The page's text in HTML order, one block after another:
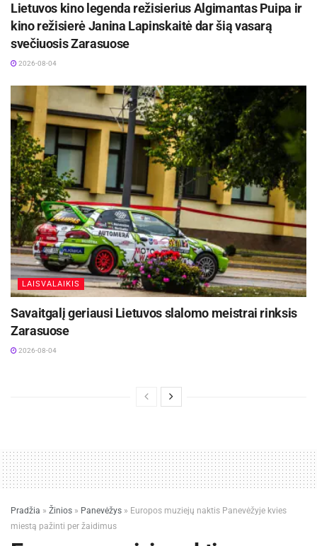
Lietuvos kino legenda režisierius Algimantas Puipa ir
kino režisierė Janina Lapinskaitė dar šią vasarą
svečiuosis Zarasuose
2026-08-04
LAISVALAIKIS
Savaitgalį geriausi Lietuvos slalomo meistrai rinksis
Zarasuose
2026-08-04
Pradžia » Žinios » Panevėžys » Europos muziejų naktis Panevėžyje kvies
miestą pažinti per žaidimus